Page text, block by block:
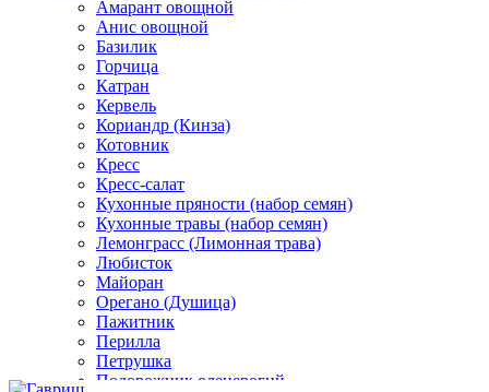
Амарант овощной
Анис овощной
Базилик
Горчица
Катран
Кервель
Кориандр (Кинза)
Котовник
Кресс
Кресс-салат
Кухонные пряности (набор семян)
Кухонные травы (набор семян)
Лемонграсс (Лимонная трава)
Любисток
Майоран
Орегано (Душица)
Пажитник
Перилла
Петрушка
Подорожник оленерогий